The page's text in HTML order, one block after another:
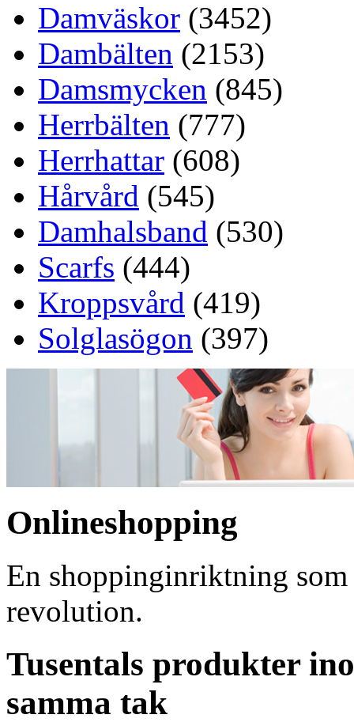
Damväskor (3452)
Dambälten (2153)
Damsmycken (845)
Herrbälten (777)
Herrhattar (608)
Hårvård (545)
Damhalsband (530)
Scarfs (444)
Kroppsvård (419)
Solglasögon (397)
Onlineshopping
En shoppinginriktning
revolution.
Tusentals produkter
samma tak